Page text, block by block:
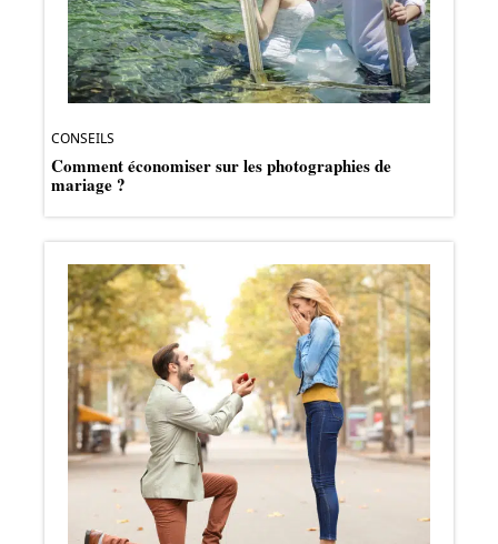
CONSEILS
Comment économiser sur les photographies de
mariage ?